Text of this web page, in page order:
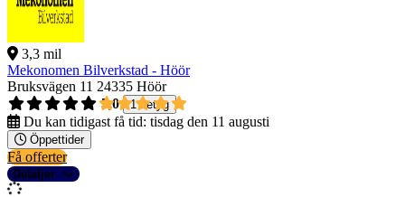
3,3 mil
Mekonomen Bilverkstad - Höör
Bruksvägen 11 24335 Höör
5,0
1 betyg
Du kan tidigast få tid: tisdag den 11 augusti
Öppettider
Få offerter
Detaljer